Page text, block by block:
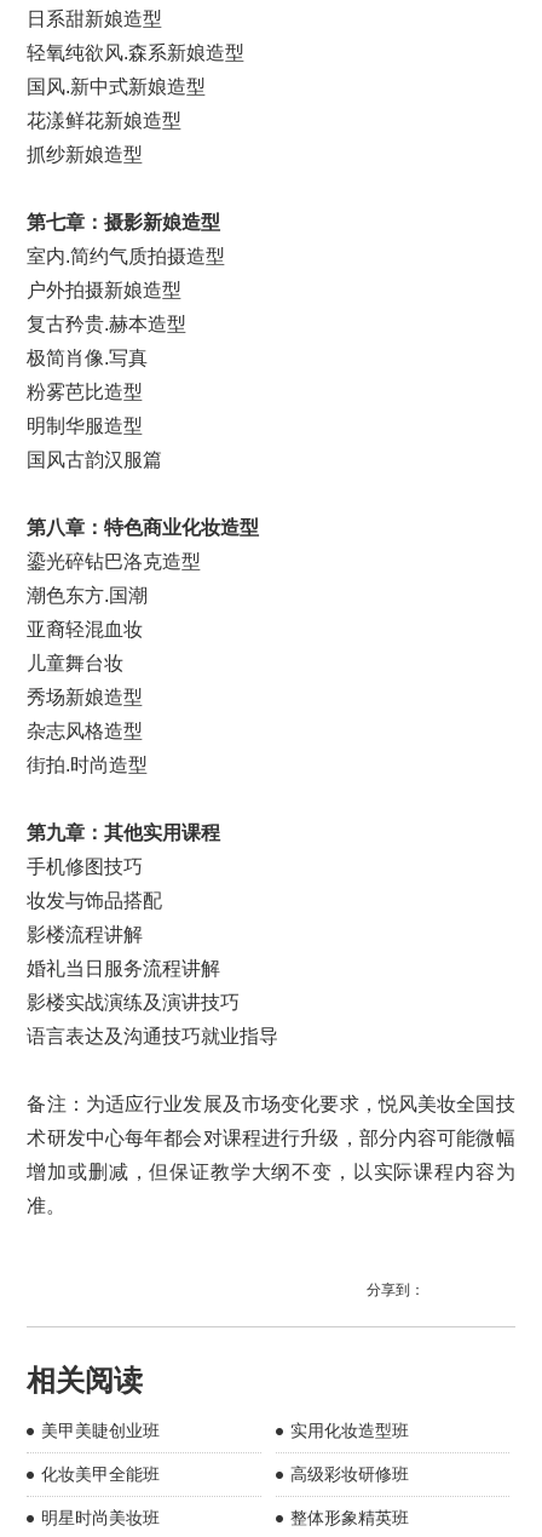
日系甜新娘造型
轻氧纯欲风.森系新娘造型
国风.新中式新娘造型
花漾鲜花新娘造型
抓纱新娘造型
第七章：摄影新娘造型
室内.简约气质拍摄造型
户外拍摄新娘造型
复古矜贵.赫本造型
极简肖像.写真
粉雾芭比造型
明制华服造型
国风古韵汉服篇
第八章：特色商业化妆造型
鎏光碎钻巴洛克造型
潮色东方.国潮
亚裔轻混血妆
儿童舞台妆
秀场新娘造型
杂志风格造型
街拍.时尚造型
第九章：其他实用课程
手机修图技巧
妆发与饰品搭配
影楼流程讲解
婚礼当日服务流程讲解
影楼实战演练及演讲技巧
语言表达及沟通技巧就业指导
备注：为适应行业发展及市场变化要求，悦风美妆全国技
术研发中心每年都会对课程进行升级，部分内容可能微幅
增加或删减，但保证教学大纲不变，以实际课程内容为
准。
分享到：
相关阅读
美甲美睫创业班 实用化妆造型班
化妆美甲全能班 高级彩妆研修班
明星时尚美妆班 整体形象精英班